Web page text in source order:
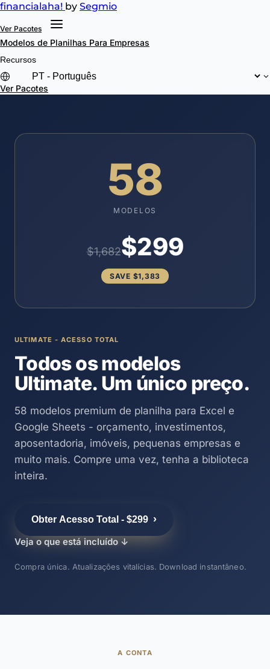
financialaha! by Segmio
Ver Pacotes
Modelos de Planilhas Para Empresas
Recursos
Ver Pacotes
ULTIMATE - ACESSO TOTAL
Todos os modelos
Ultimate. Um único preço.
58 modelos premium de planilha para Excel e
Google Sheets - orçamento, investimentos,
aposentadoria, imóveis, pequenas empresas e
muito mais. Compre uma vez, tenha a biblioteca
inteira.
Obter Acesso Total - $299 ›
Veja o que está incluído ↓
Compra única. Atualizações vitalícias. Download instantâneo.
58
MODELOS
$1,682$299
SAVE $1,383
A CONTA